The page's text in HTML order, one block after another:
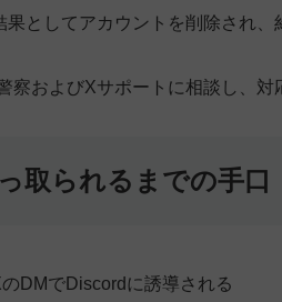
果としてアカウントを削除され
察およびXサポートに相談し、対
取られるまでの手口
DMでDiscordに誘導される